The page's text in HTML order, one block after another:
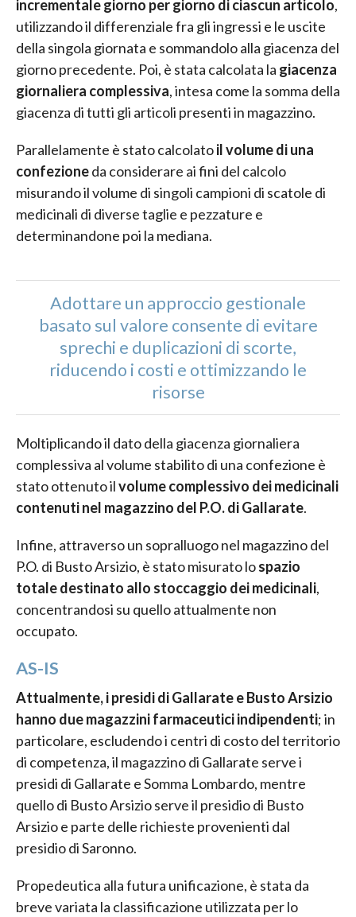
incrementale giorno per giorno di ciascun articolo,
utilizzando il differenziale fra gli ingressi e le uscite
della singola giornata e sommandolo alla giacenza del
giorno precedente. Poi, è stata calcolata la giacenza
giornaliera complessiva, intesa come la somma della
giacenza di tutti gli articoli presenti in magazzino.
Parallelamente è stato calcolatoil volume di una
confezioneda considerare ai fini del calcolo
misurando il volume di singoli campioni di scatole di
medicinali di diverse taglie e pezzature e
determinandone poi la mediana.
Adottare un approccio gestionale
basato sul valore consente di evitare
sprechi e duplicazioni di scorte,
riducendo i costi e ottimizzando le
risorse
Moltiplicando il dato della giacenza giornaliera
complessiva al volume stabilito di una confezione è
stato ottenuto ilvolume complessivo dei medicinali
contenuti nel magazzino del P.O. di Gallarate.
Infine, attraverso un sopralluogo nel magazzino del
P.O. di Busto Arsizio, è stato misurato lospazio
totale destinato allo stoccaggio dei medicinali,
concentrandosi su quello attualmente non
occupato.
AS-IS
Attualmente, i presidi di Gallarate e Busto Arsizio
hanno due magazzini farmaceutici indipendenti; in
particolare, escludendo i centri di costo del territorio
di competenza, il magazzino di Gallarate serve i
presidi di Gallarate e Somma Lombardo, mentre
quello di Busto Arsizio serve il presidio di Busto
Arsizio e parte delle richieste provenienti dal
presidio di Saronno.
Propedeutica alla futura unificazione, è stata da
breve variata la classificazione utilizzata per lo